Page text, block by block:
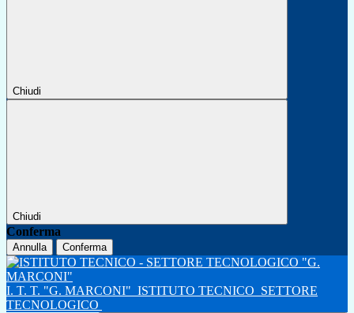
Chiudi
Chiudi
Conferma
Annulla Conferma
I. T. T. "G. MARCONI" ISTITUTO TECNICO SETTORE
TECNOLOGICO